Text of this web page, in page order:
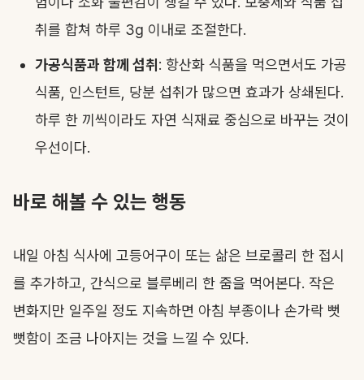
취를 합쳐 하루 3g 이내로 조절한다.
가공식품과 함께 섭취 : 항산화 식품을 먹으면서도 가공
식품, 인스턴트, 당분 섭취가 많으면 효과가 상쇄된다.
하루 한 끼씩이라도 자연 식재료 중심으로 바꾸는 것이
우선이다.
바로 해볼 수 있는 행동
내일 아침 식사에 고등어구이 또는 삶은 브로콜리 한 접시
를 추가하고, 간식으로 블루베리 한 줌을 먹어본다. 작은
변화지만 일주일 정도 지속하면 아침 부종이나 손가락 뻣
뻣함이 조금 나아지는 것을 느낄 수 있다.